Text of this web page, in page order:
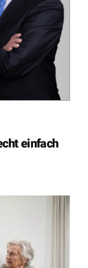
einfach